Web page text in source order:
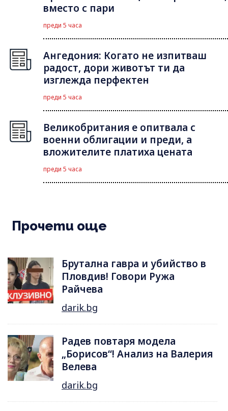
вместо с пари
преди 5 часа
Ангедония: Когато не изпитваш
радост, дори животът ти да
изглежда перфектен
преди 5 часа
Великобритания е опитвала с
военни облигации и преди, а
вложителите платиха цената
преди 5 часа
Прочети още
Брутална гавра и убийство в
Пловдив! Говори Ружа
Райчева
darik.bg
Радев повтаря модела
„Борисов“! Анализ на Валерия
Велева
darik.bg